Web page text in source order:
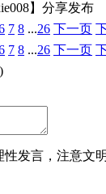
】分享发布
7 8 ...26 下一页
7 8 ...26 下一页
性发言，注意文